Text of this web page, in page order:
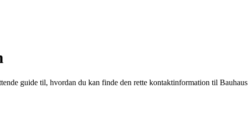
guide til, hvordan du kan finde den rette kontaktinformation til Bauhaus